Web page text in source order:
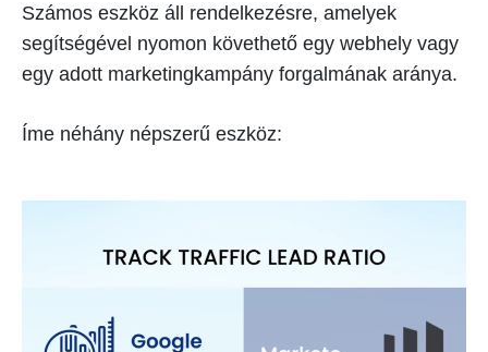
Számos eszköz áll rendelkezésre, amelyek
segítségével nyomon követhető egy webhely vagy
egy adott marketingkampány forgalmának aránya.
Íme néhány népszerű eszköz: